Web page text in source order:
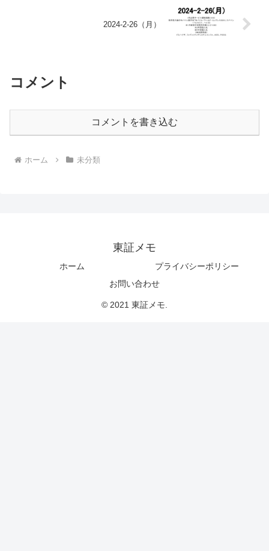
2024-2-26（月）
コメント
コメントを書き込む
ホーム 未分類
東証メモ
ホーム
プライバシーポリシー
お問い合わせ
© 2021 東証メモ.